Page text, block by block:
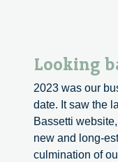
Looking
2023 was our
date. It saw the
Bassetti
new and long-
culmination of